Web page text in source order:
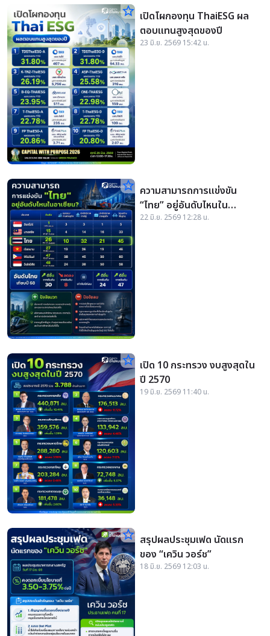
star_border เปิดโผกองทุน ThaiESG ผล
ตอบแทนสูงสุดของปี
23 มิ.ย. 2569 15:42 น.
star_border ความสามารถการแข่งขัน
“ไทย” อยู่อันดับไหนใน
อาเซียน?
22 มิ.ย. 2569 12:28 น.
star_border เปิด 10 กระทรวง งบสูงสุดใน
ปี 2570
19 มิ.ย. 2569 11:40 น.
star_border สรุปผลประชุมเฟด นัดแรก
ของ “เควิน วอร์ช”
18 มิ.ย. 2569 12:03 น.